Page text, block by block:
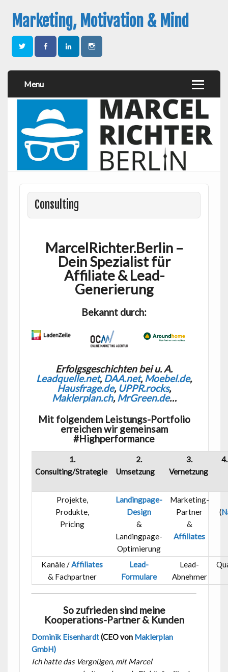
Marketing, Motivation & Mind
Menu
Consulting
MarcelRichter.Berlin –
Dein Spezialist für
Affiliate& Lead-
Generierung
Bekannt durch:
Erfolgsgeschichten bei u. A.
Leadquelle.net, DAA.net, Moebel.de,
Hausfrage.de, UPPR.rocks,
Maklerplan.ch, MrGreen.de…
Mit folgendem Leistungs-Portfolio
erreichen wir gemeinsam
#Highperformance
1.
Consulting/Strategie
2.
Umsetzung
3.
Vernetzung
Projekte,
Produkte,
Pricing
Landingpage-
Design
&
Landingpage-
Optimierung
Marketing-
Partner
&
Affiliates
(
Kanäle /Affiliates
& Fachpartner
Lead-
Formulare
Lead-
Abnehmer
So zufrieden sind meine
Kooperations-Partner & Kunden
Dominik Eisenhardt(CEO von Maklerplan
GmbH)
Ich hatte das Vergnügen, mit Marcel